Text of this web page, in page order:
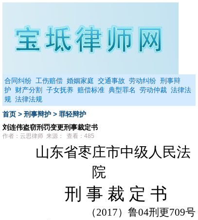
合同纠纷 工伤赔偿 婚姻家庭 交通事故 劳动纠纷 刑事辩
护
财产分割 子女抚养 赔偿标准 典型罪名 劳动仲裁 法律法
规 法律法规
首页 > 刑事辩护 > 罪轻辩护
刘连伟盗窃刑罚变更刑事裁定书
作者：云思律师 来源： 查看：485
山东省枣庄市中级人民法
院
刑 事 裁 定 书
（2017）鲁04刑更709号